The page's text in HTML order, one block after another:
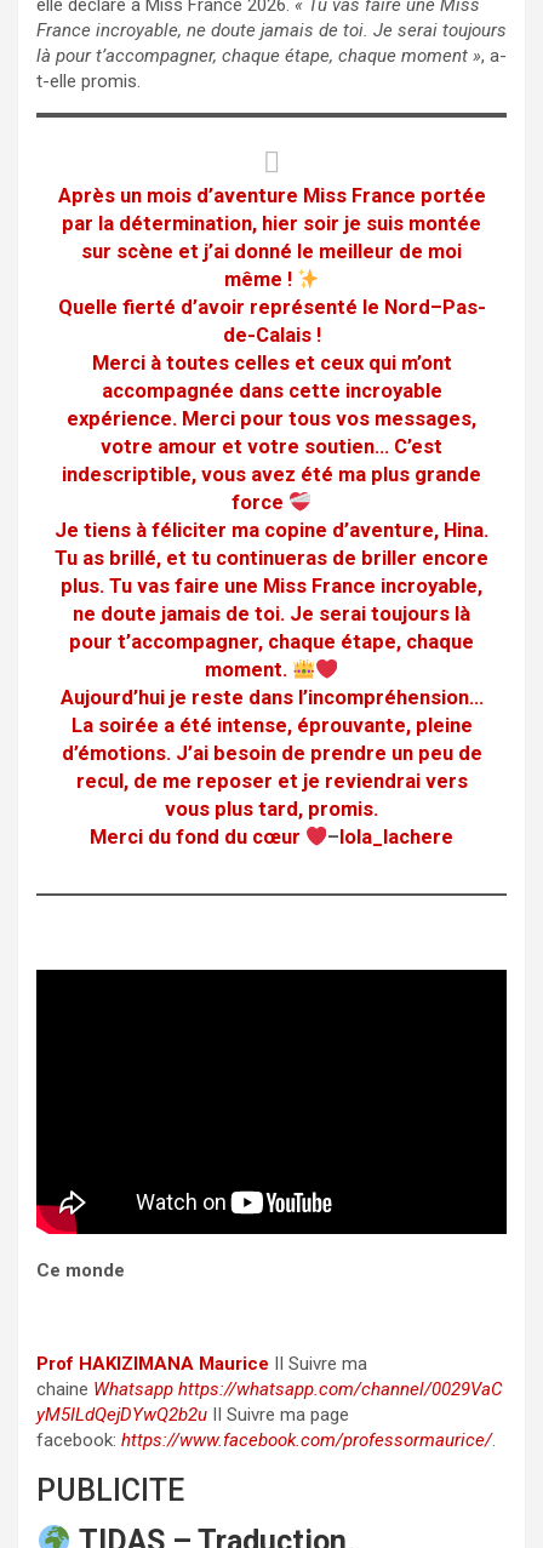
elle déclaré à Miss France 2026. « Tu vas faire une Miss
France incroyable, ne doute jamais de toi. Je serai toujours
là pour t’accompagner, chaque étape, chaque moment », a-
t-elle promis.
Après un mois d’aventure Miss France portée
par la détermination, hier soir je suis montée
sur scène et j’ai donné le meilleur de moi
même !
Quelle fierté d’avoir représenté le Nord–Pas-
de-Calais !
Merci à toutes celles et ceux qui m’ont
accompagnée dans cette incroyable
expérience. Merci pour tous vos messages,
votre amour et votre soutien… C’est
indescriptible, vous avez été ma plus grande
force
Je tiens à féliciter ma copine d’aventure, Hina.
Tu as brillé, et tu continueras de briller encore
plus. Tu vas faire une Miss France incroyable,
ne doute jamais de toi. Je serai toujours là
pour t’accompagner, chaque étape, chaque
moment.
Aujourd’hui je reste dans l’incompréhension…
La soirée a été intense, éprouvante, pleine
d’émotions. J’ai besoin de prendre un peu de
recul, de me reposer et je reviendrai vers
vous plus tard, promis.
Merci du fond du cœur
– lola_lachere
Ce monde
Prof HAKIZIMANA Maurice II Suivre ma
chaine Whatsapp https://whatsapp.com/channel/0029VaC
yM5ILdQejDYwQ2b2u II Suivre ma page
facebook: https://www.facebook.com/professormaurice/.
PUBLICITE